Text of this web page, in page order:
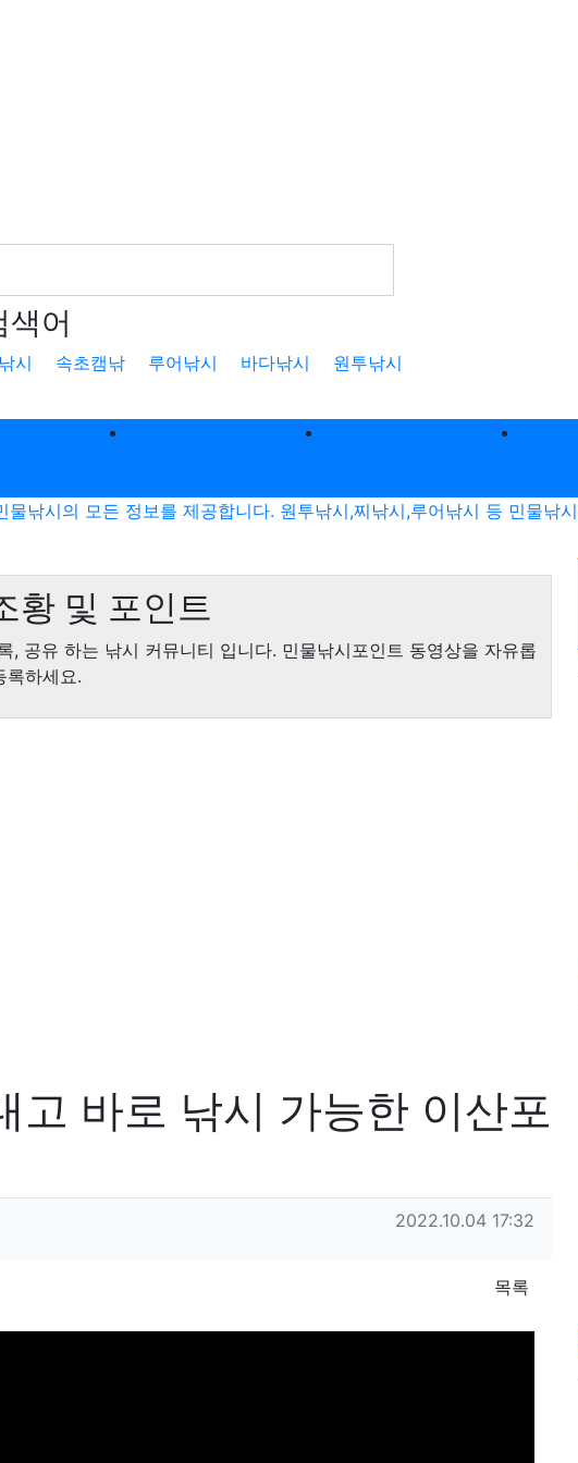
색어
시 속초캠낚 루어낚시 바다낚시 원투낚시
물낚시의 모든 정보를 제공합니다. 원투낚시,찌낚시,루어낚시 등 민물낚
황 및 포인트
공유 하는 낚시 커뮤니티 입니다. 민물낚시포인트 동영상을 자유롭
록하세요.
고 바로 낚시 가능한 이산포
작성일
2022.10.04 17:32
목록